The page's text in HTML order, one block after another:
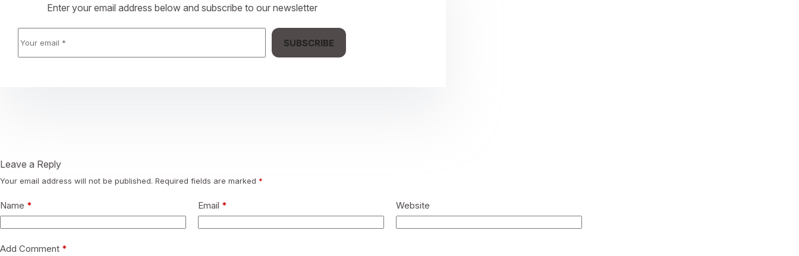
Enter your email address below and subscribe to our newsletter
SUBSCRIBE
Leave a Reply
Your email address will not be published. Required fields are marked *
Name * Email * Website
Add Comment *